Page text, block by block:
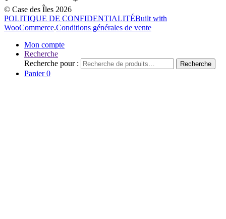
© Case des Îles 2026
POLITIQUE DE CONFIDENTIALITÉBuilt with
WooCommerce.Conditions générales de vente
Mon compte
Recherche
Recherche pour :
Recherche
Panier0